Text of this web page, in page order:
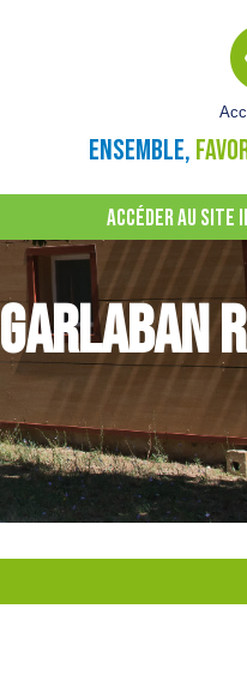
ENSEMBLE,
ACCÉDER AU SITE
GARLABAN